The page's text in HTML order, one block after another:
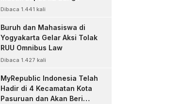
Dibaca 1.441 kali
Buruh dan Mahasiswa di
Yogyakarta Gelar Aksi Tolak
RUU Omnibus Law
Dibaca 1.427 kali
MyRepublic Indonesia Telah
Hadir di 4 Kecamatan Kota
Pasuruan dan Akan Beri